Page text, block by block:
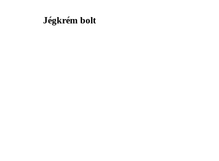
Jégkrém bolt